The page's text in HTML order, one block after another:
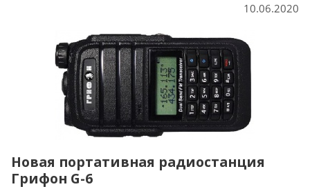
10.06.2020
Новая портативная радиостанция
Грифон G-6